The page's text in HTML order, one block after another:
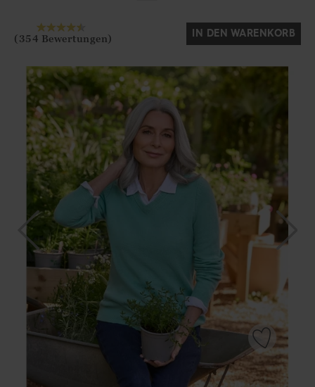
(354 Bewertungen) IN DEN WARENKORB